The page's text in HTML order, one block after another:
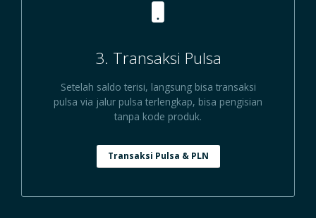
3. Transaksi Pulsa
Setelah saldo terisi, langsung bisa transaksi
pulsa via jalur pulsa terlengkap, bisa pengisian
tanpa kode produk.
Transaksi Pulsa & PLN